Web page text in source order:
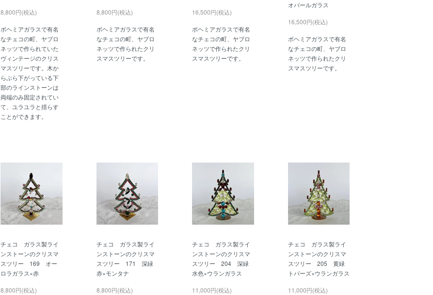
8,800円(税込)
ボヘミアガラスで有名
なチェコの町、ヤブロ
ネッツで作られていた
ヴィンテージのクリス
マスツリーです。木か
らぶら下がっている下
部のラインストーンは
両端のみ固定されてい
て、ユラユラと揺らす
ことができます。
8,800円(税込)
ボヘミアガラスで有名
なチェコの町、ヤブロ
ネッツで作られたクリ
スマスツリーです。
16,500円(税込)
ボヘミアガラスで有名
なチェコの町、ヤブロ
ネッツで作られたクリ
スマスツリーです。
オパールガラス
16,500円(税込)
ボヘミアガラスで有名
なチェコの町、ヤブロ
ネッツで作られたクリ
スマスツリーです。
チェコ ガラス製ライ
ンストーンのクリスマ
スツリー 169 オー
ロラガラス×赤
8,800円(税込)
チェコ ガラス製ライ
ンストーンのクリスマ
スツリー 171 深緑
赤×モンタナ
8,800円(税込)
チェコ ガラス製ライ
ンストーンのクリスマ
スツリー 204 深緑
水色×ウランガラス
11,000円(税込)
チェコ ガラス製ライ
ンストーンのクリスマ
スツリー 205 黄緑
トパーズ×ウランガラス
11,000円(税込)